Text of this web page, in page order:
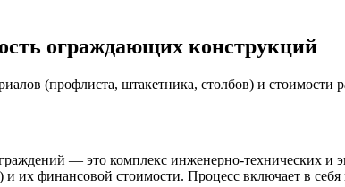
ограждающих конструкций
(профлиста, штакетника, столбов) и стоимости
— это комплекс инженерно-технических
их финансовой стоимости. Процесс включает в